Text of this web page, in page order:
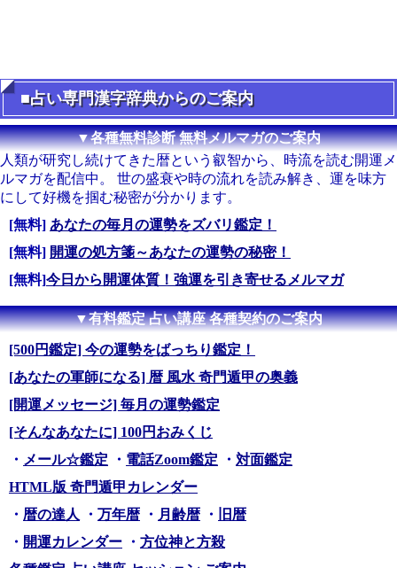
■占い専門漢字辞典からのご案内
▼各種無料診断 無料メルマガのご案内
人類が研究し続けてきた暦という叡智から、時流を読む開運メ
ルマガを配信中。 世の盛衰や時の流れを読み解き、運を味方
にして好機を掴む秘密が分かります。
[無料] あなたの毎月の運勢をズバリ鑑定！
[無料] 開運の処方箋～あなたの運勢の秘密！
[無料]今日から開運体質！強運を引き寄せるメルマガ
▼有料鑑定 占い講座 各種契約のご案内
[500円鑑定] 今の運勢をばっちり鑑定！
[あなたの軍師になる] 暦 風水 奇門遁甲の奥義
[開運メッセージ] 毎月の運勢鑑定
[そんなあなたに] 100円おみくじ
・ メール☆鑑定 ・ 電話Zoom鑑定 ・ 対面鑑定
HTML版 奇門遁甲カレンダー
・ 暦の達人 ・ 万年暦 ・ 月齢暦 ・
旧暦
・ 開運カレンダー ・ 方位神と方殺